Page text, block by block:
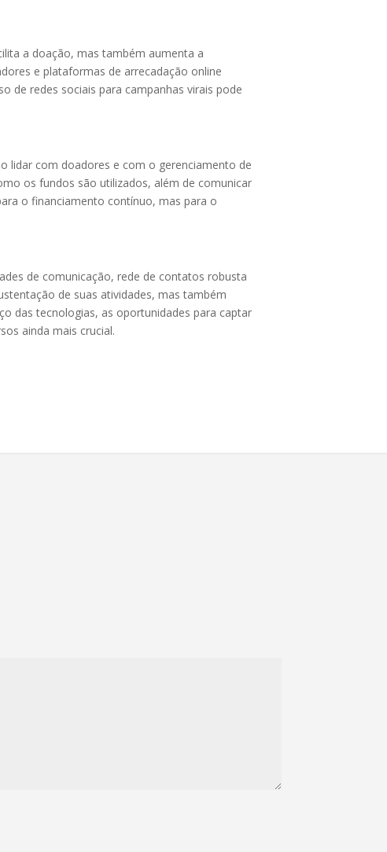
a doação, mas também aumenta a
e plataformas de arrecadação online
de redes sociais para campanhas virais pode
lidar com doadores e com o gerenciamento de
os fundos são utilizados, além de comunicar
o financiamento contínuo, mas para o
de comunicação, rede de contatos robusta
de suas atividades, mas também
das tecnologias, as oportunidades para captar
ainda mais crucial.